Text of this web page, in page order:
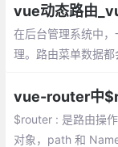
在后台管理系统中
理。路由菜单数据
outes(routes)方法，
由了
$router : 是路由操
对象，path 和